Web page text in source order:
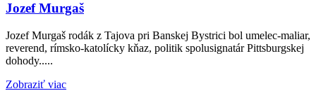
Jozef Murgaš
Jozef Murgaš rodák z Tajova pri Banskej Bystrici bol umelec-maliar,
reverend, rímsko-katolícky kňaz, politik spolusignatár Pittsburgskej
dohody.....
Zobraziť viac